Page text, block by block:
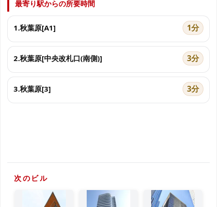
最寄り駅からの所要時間
1.秋葉原[A1] 1分
2.秋葉原[中央改札口(南側)] 3分
3.秋葉原[3] 3分
次のビル